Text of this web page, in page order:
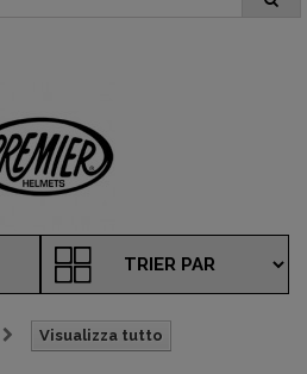
Visualizza tutto